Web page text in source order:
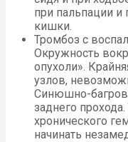
при пальпации
кишки.
Тромбоз с
Окружность
опухоли».
узлов,
Синюшно-
заднего
хронического
начинать